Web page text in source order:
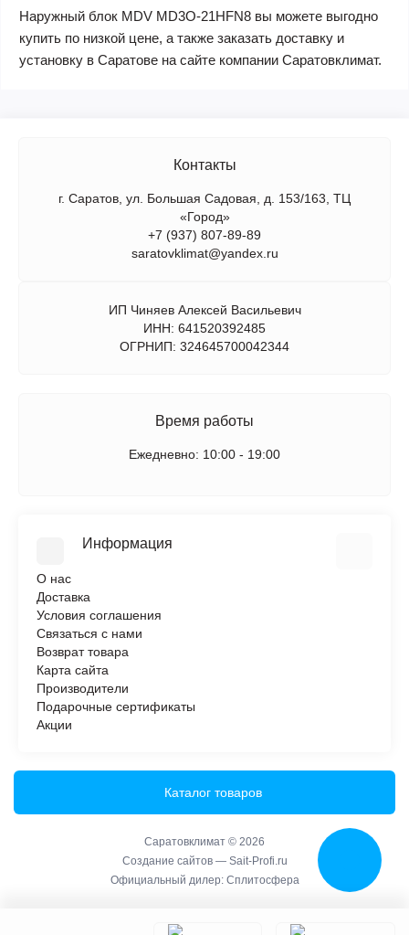
Наружный блок MDV MD3O-21HFN8 вы можете выгодно
купить по низкой цене, а также заказать доставку и
установку в Саратове на сайте компании Саратовклимат.
Контакты
г. Саратов, ул. Большая Садовая, д. 153/163, ТЦ
«Город»
+7 (937) 807-89-89
saratovklimat@yandex.ru
ИП Чиняев Алексей Васильевич
ИНН: 641520392485
ОГРНИП: 324645700042344
Время работы
Ежедневно: 10:00 - 19:00
Информация
О нас
Доставка
Условия соглашения
Связаться с нами
Возврат товара
Карта сайта
Производители
Подарочные сертификаты
Акции
Каталог товаров
Саратовклимат © 2026
Создание сайтов — Sait-Profi.ru
Официальный дилер: Сплитосфера